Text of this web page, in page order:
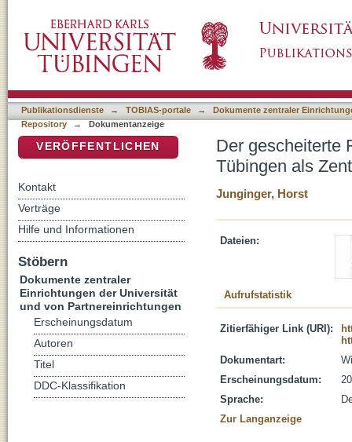
Deutschgläubigen
Publikationsdienste → TOBIAS-portale →
Dokumente zentraler
Repository
→ Dokumentanzeige
Der gescheiterte
Tübingen als
Junginger, Horst
Dateien:
Aufrufstatistik
Zitierfähiger Link (URI):
Dokumentart:
Erscheinungsdatum:
Sprache:
Zur Langanzeige
VERÖFFENTLICHEN
Kontakt
Verträge
Hilfe und Informationen
Stöbern
Dokumente zentraler
Einrichtungen der Universität
und von Partnereinrichtungen
Erscheinungsdatum
Autoren
Titel
DDC-Klassifikation